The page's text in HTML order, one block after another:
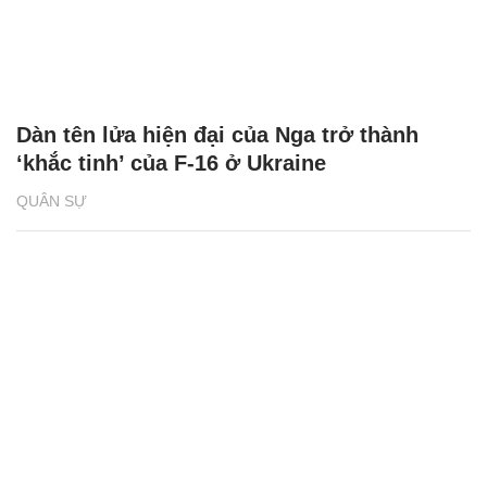
QUÂN SỰ
Dàn tên lửa hiện đại của Nga trở thành
‘khắc tinh’ của F-16 ở Ukraine